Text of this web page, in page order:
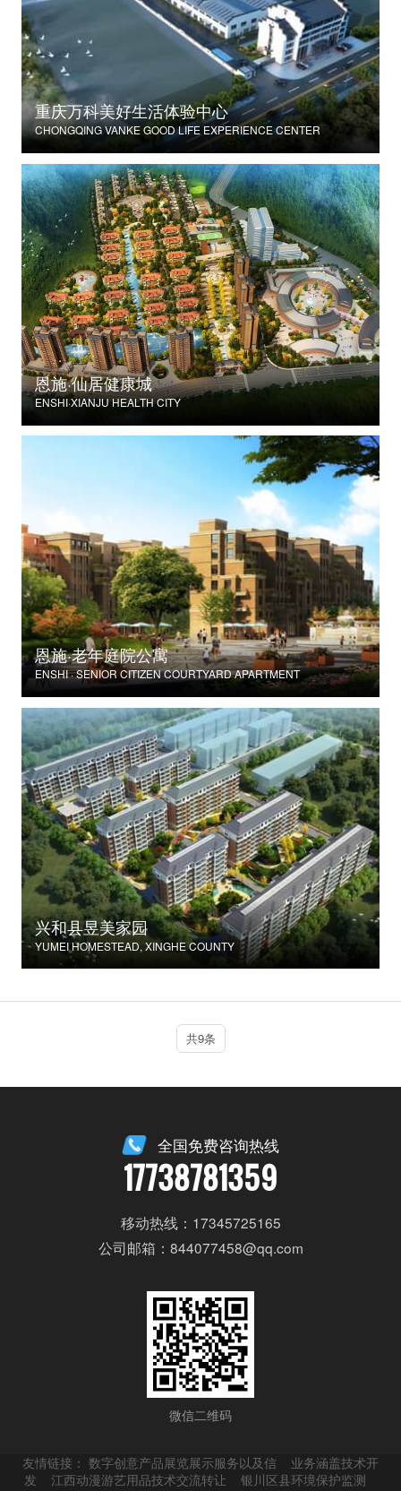
重庆万科美好生活体验中心
CHONGQING VANKE GOOD LIFE EXPERIENCE CENTER
恩施·仙居健康城
ENSHI·XIANJU HEALTH CITY
恩施·老年庭院公寓
ENSHI · SENIOR CITIZEN COURTYARD APARTMENT
兴和县昱美家园
YUMEI HOMESTEAD, XINGHE COUNTY
共9条
全国免费咨询热线
17738781359
移动热线：17345725165
公司邮箱：844077458@qq.com
微信二维码
友情链接：数字创意产品展览展示服务以及信
业务涵盖技术开
发
江西动漫游艺用品技术交流转让
银川区县环境保护监测